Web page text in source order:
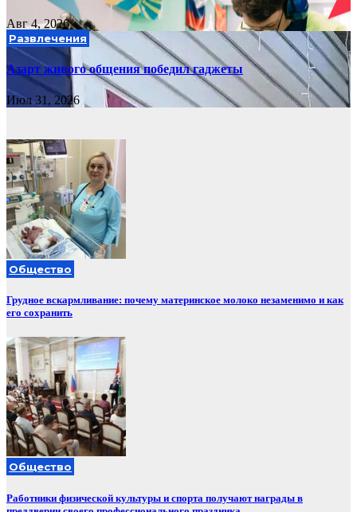
Авг 4, 2026
Развлечения
Азарт живого общения победил гаджеты
Июл 31, 2026
Общество
Грудное вскармливание: почему материнское молоко незаменимо и как
его сохранить
Общество
Работники физической культуры и спорта получают награды в